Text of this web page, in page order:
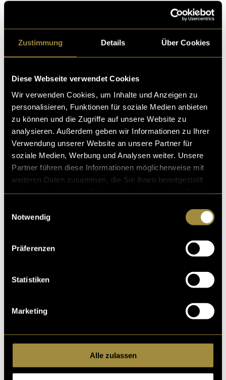
Zustimmung Details Über Cookies
Diese Webseite verwendet Cookies
Wir verwenden Cookies, um Inhalte und Anzeigen zu
personalisieren, Funktionen für soziale Medien anbieten
zu können und die Zugriffe auf unsere Website zu
analysieren. Außerdem geben wir Informationen zu Ihrer
Verwendung unserer Website an unsere Partner für
soziale Medien, Werbung und Analysen weiter. Unsere
Partner führen diese Informationen möglicherweise mit
weiteren Daten zusammen, die Sie ihnen bereitgestellt
Notwendig
Präferenzen
Statistiken
Marketing
Alle zulassen
Resigniert im Alltagstrott versus daraus ausbrechen.
Jetzt kommt der Teil mit dem Reflektieren. Die
Interpretation funktioniert ähnlich wie das Horoskop
braucht es dazu eigentlich nicht (siehe Songtext), aber
vielleicht ein bisschen Google oder so.
Wenn das alles bis jetzt scheinbar wenig Sinn
gemacht hat, dann passt das nur zu gut zur
Reihenfolge der Produktionsschritte (siehe Reflexion).
Funktioniert hat unser Experiment aber wunderbar!
Wir gestatten offiziell einen Blick hinter die stets
fleissig geputzten Kulissen.
diesen Inhalt zu sehen.
(mou)